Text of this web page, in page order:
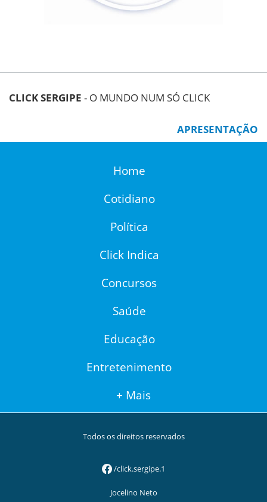
CLICK SERGIPE - O MUNDO NUM SÓ CLICK
APRESENTAÇÃO
Home
Cotidiano
Política
Click Indica
Concursos
Saúde
Educação
Entretenimento
+ Mais
Todos os direitos reservados
/click.sergipe.1
Jocelino Neto